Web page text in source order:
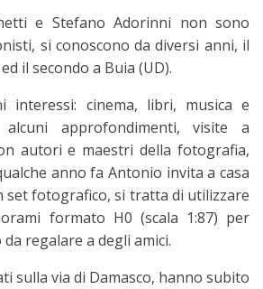
e Stefano Adorinni non sono
si conoscono da diversi anni, il
il secondo a Buia (UD).
interessi: cinema, libri, musica e
approfondimenti, visite a
autori e maestri della fotografia,
anno fa Antonio invita a casa
set fotografico, si tratta di utilizzare
formato H0 (scala 1:87) per
regalare a degli amici.
sulla via di Damasco, hanno subito